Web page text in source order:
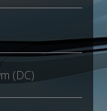
(DC)